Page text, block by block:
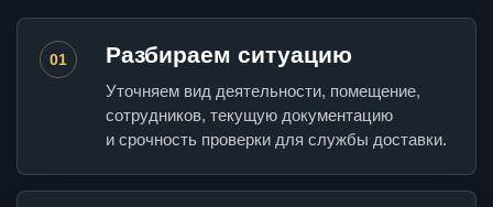
01 Разбираем ситуацию
Уточняем вид деятельности, помещение,
сотрудников, текущую документацию
и срочность проверки для службы доставки.